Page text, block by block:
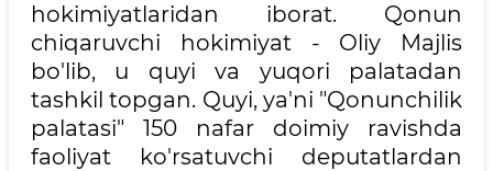
hokimiyatlaridan iborat. Qonun
chiqaruvchi hokimiyat - Oliy Majlis
bo'lib, u quyi va yuqori palatadan
tashkil topgan. Quyi, ya'ni "Qonunchilik
palatasi" 150 nafar doimiy ravishda
faoliyat ko'rsatuvchi deputatlardan